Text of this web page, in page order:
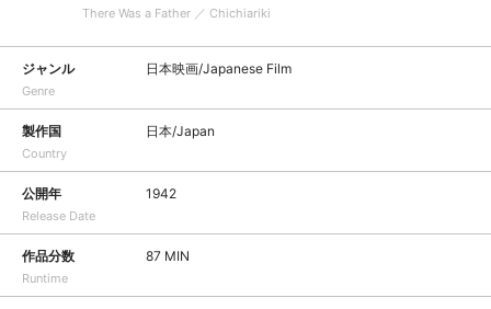
There Was a Father ／ Chichiariki
ジャンル
Genre
日本映画/Japanese Film
製作国
Country
日本/Japan
公開年
Release Date
1942
作品分数
Runtime
87 MIN